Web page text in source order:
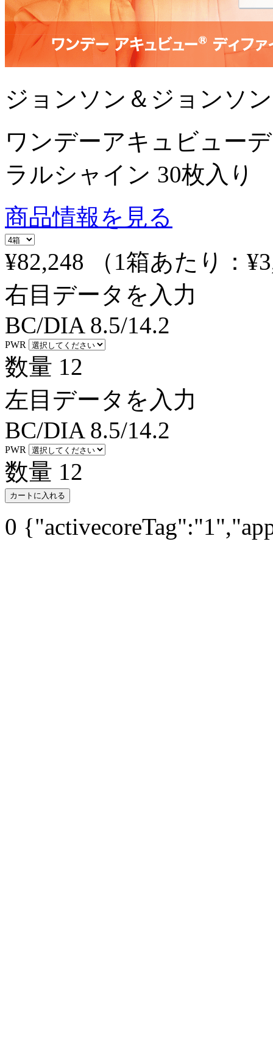
ジョンソン＆ジョンソン
ワンデーアキュビュー
ラルシャイン 30枚入り
商品情報を見る
¥82,248
（1箱あたり：
右目データを入力
BC/DIA 8.5/14.2
PWR
数量 12
左目データを入力
BC/DIA 8.5/14.2
PWR
数量 12
カートに入れる
0